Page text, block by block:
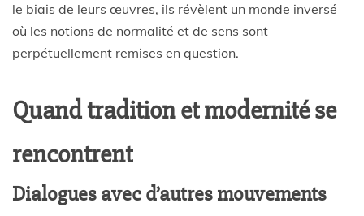
le biais de leurs œuvres, ils révèlent un monde inversé
où les notions de normalité et de sens sont
perpétuellement remises en question.
Quand tradition et modernité se
rencontrent
Dialogues avec d’autres mouvements